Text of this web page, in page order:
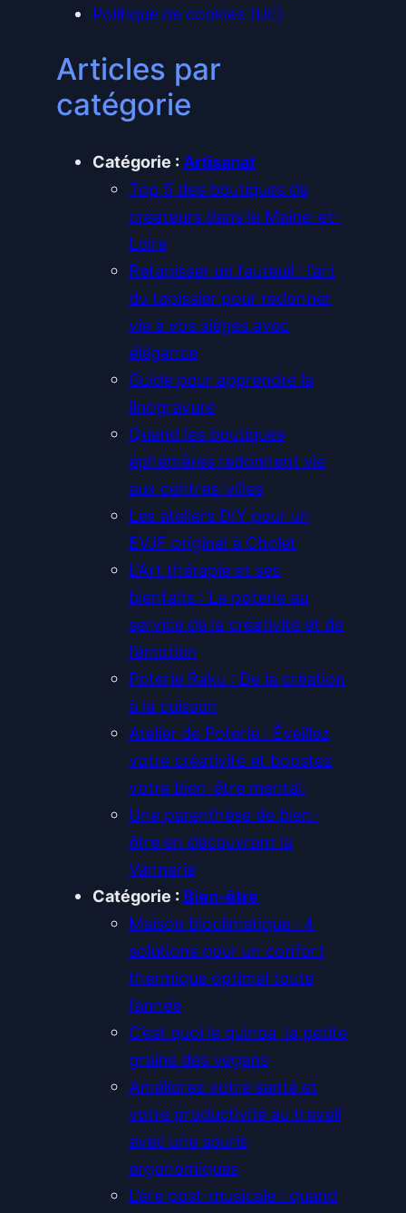
Politique de cookies (UE)
Articles par
catégorie
Catégorie : Artisanat
Top 5 des boutiques de
créateurs dans le Maine-et-
Loire
Retapisser un fauteuil : l’art
du tapissier pour redonner
vie à vos sièges avec
élégance
Guide pour apprendre la
linogravure
Quand les boutiques
éphémères redonnent vie
aux centres-villes
Les ateliers DIY pour un
EVJF original à Cholet
L’Art thérapie et ses
bienfaits : La poterie au
service de la créativité et de
l’émotion
Poterie Raku : De la création
à la cuisson
Atelier de Poterie : Éveillez
votre créativité et boostez
votre bien-être mental.
Une parenthèse de bien-
être en découvrant la
Vannerie
Catégorie : Bien-être
Maison bioclimatique : 4
solutions pour un confort
thermique optimal toute
l’année
C’est quoi le quinoa, la petite
graine des vegans
Améliorez votre santé et
votre productivité au travail
avec une souris
ergonomiques
L’ère post-musicale : quand